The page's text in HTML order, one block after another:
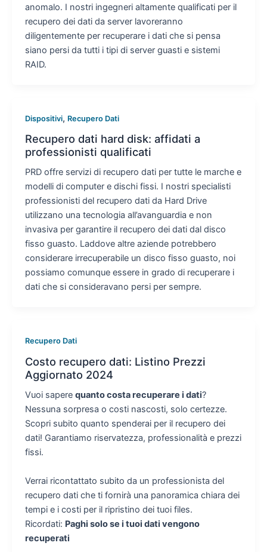
anomalo. I nostri ingegneri altamente qualificati per il
recupero dei dati da server lavoreranno
diligentemente per recuperare i dati che si pensa
siano persi da tutti i tipi di server guasti e sistemi
RAID.
Dispositivi, Recupero Dati
Recupero dati hard disk: affidati a
professionisti qualificati
PRD offre servizi di recupero dati per tutte le marche e
modelli di computer e dischi fissi. I nostri specialisti
professionisti del recupero dati da Hard Drive
utilizzano una tecnologia all’avanguardia e non
invasiva per garantire il recupero dei dati dal disco
fisso guasto. Laddove altre aziende potrebbero
considerare irrecuperabile un disco fisso guasto, noi
possiamo comunque essere in grado di recuperare i
dati che si consideravano persi per sempre.
Recupero Dati
Costo recupero dati: Listino Prezzi
Aggiornato 2024
Vuoi sapere quanto costa recuperare i dati?
Nessuna sorpresa o costi nascosti, solo certezze.
Scopri subito quanto spenderai per il recupero dei
dati! Garantiamo riservatezza, professionalità e prezzi
fissi.
Verrai ricontattato subito da un professionista del
recupero dati che ti fornirà una panoramica chiara dei
tempi e i costi per il ripristino dei tuoi files.
Ricordati: Paghi solo se i tuoi dati vengono
recuperati